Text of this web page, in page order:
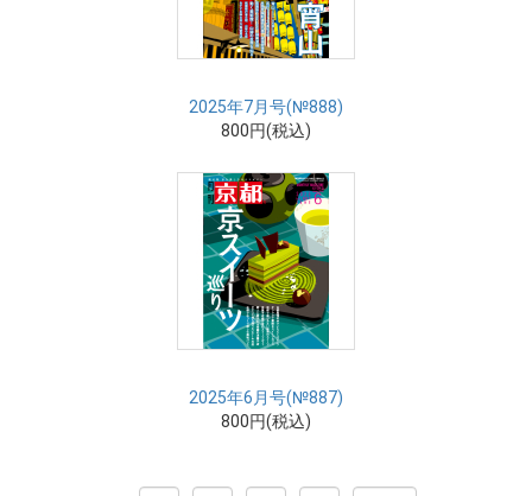
2025年7月号(№888)
800円(税込)
2025年6月号(№887)
800円(税込)